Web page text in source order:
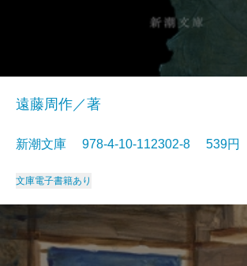
遠藤周作／著
新潮文庫 978-4-10-112302-8 539円
文庫電子書籍あり